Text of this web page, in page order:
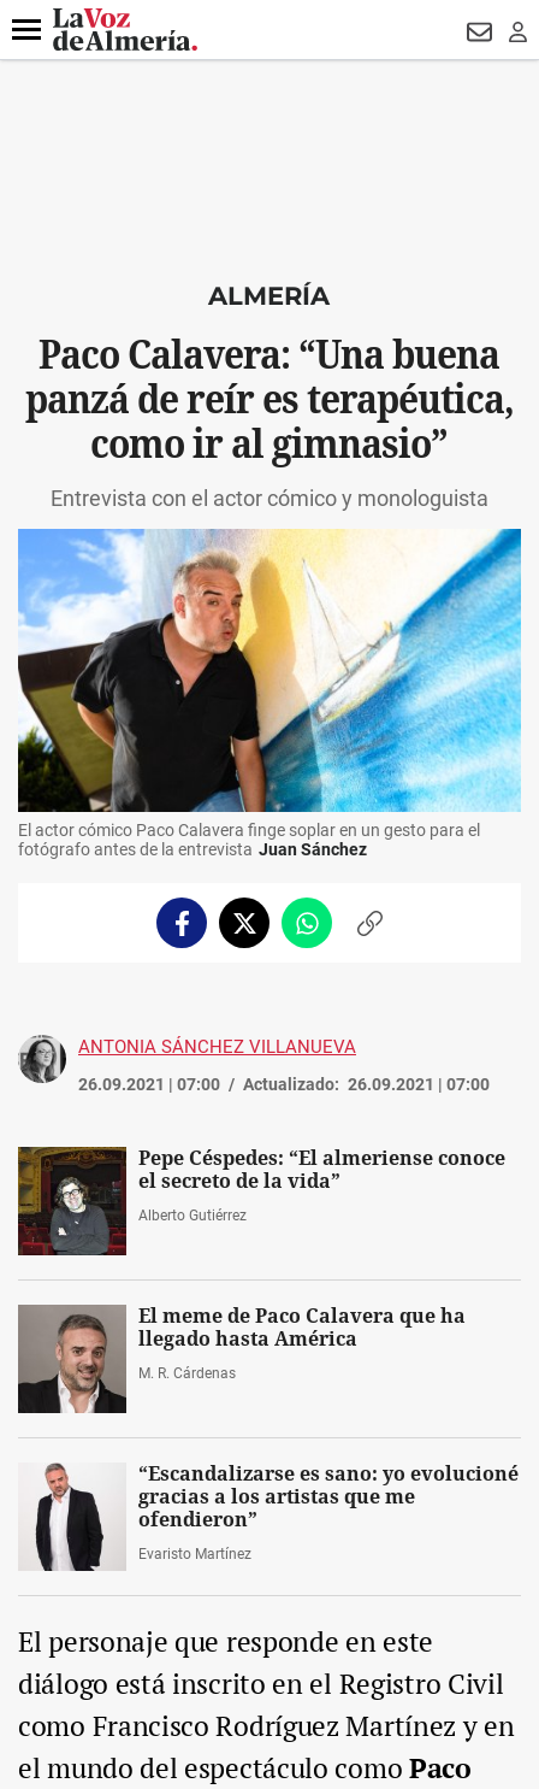
DESTACADO
Menú
ALMERÍA
Paco Calavera: “Una buena
panzá de reír es terapéutica,
como ir al gimnasio”
Entrevista con el actor cómico y monologuista
El actor cómico Paco Calavera finge soplar en un gesto para el
fotógrafo antes de la entrevista Juan Sánchez
FacebookTwitterWhatsappCopiar
ANTONIA SÁNCHEZ VILLANUEVA
26.09.2021 | 07:00 Actualizado: 26.09.2021 | 07:00
Pepe Céspedes: “El almeriense conoce
el secreto de la vida”
Alberto Gutiérrez
El meme de Paco Calavera que ha
llegado hasta América
M. R. Cárdenas
“Escandalizarse es sano: yo evolucioné
gracias a los artistas que me
ofendieron”
Evaristo Martínez
El personaje que responde en este
diálogo está inscrito en el Registro Civil
como Francisco Rodríguez Martínez y en
el mundo del espectáculo comoPaco